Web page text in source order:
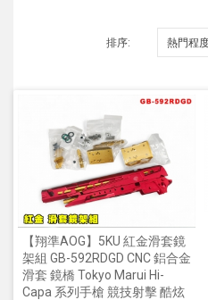
排序:
【翔準AOG】5KU 紅金滑套鏡
架組 GB-592RDGD CNC 鋁合金
滑套 鏡橋 Tokyo Marui Hi-
Capa 系列手槍 競技射擊 酷炫